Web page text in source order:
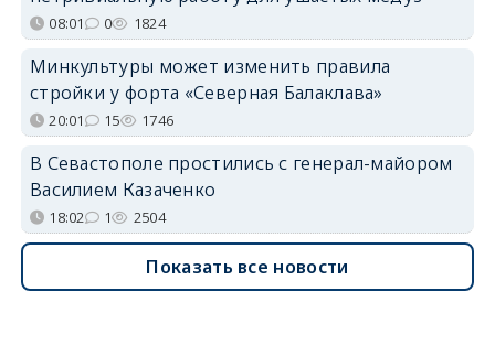
08:01 0 1824
Минкультуры может изменить правила
стройки у форта «Северная Балаклава»
20:01 15 1746
В Севастополе простились с генерал-майором
Василием Казаченко
18:02 1 2504
Показать все новости